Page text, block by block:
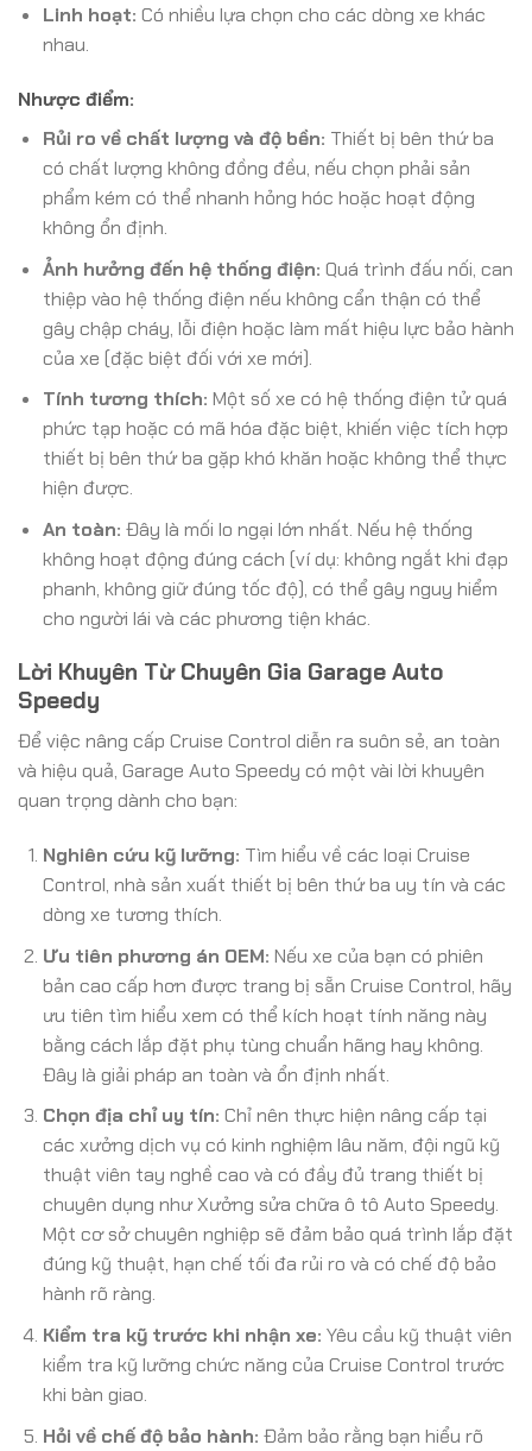
Linh hoạt: Có nhiều lựa chọn cho các dòng xe khác
nhau.
Nhược điểm:
Rủi ro về chất lượng và độ bền: Thiết bị bên thứ ba
có chất lượng không đồng đều, nếu chọn phải sản
phẩm kém có thể nhanh hỏng hóc hoặc hoạt động
không ổn định.
Ảnh hưởng đến hệ thống điện: Quá trình đấu nối, can
thiệp vào hệ thống điện nếu không cẩn thận có thể
gây chập cháy, lỗi điện hoặc làm mất hiệu lực bảo hành
của xe (đặc biệt đối với xe mới).
Tính tương thích: Một số xe có hệ thống điện tử quá
phức tạp hoặc có mã hóa đặc biệt, khiến việc tích hợp
thiết bị bên thứ ba gặp khó khăn hoặc không thể thực
hiện được.
An toàn: Đây là mối lo ngại lớn nhất. Nếu hệ thống
không hoạt động đúng cách (ví dụ: không ngắt khi đạp
phanh, không giữ đúng tốc độ), có thể gây nguy hiểm
cho người lái và các phương tiện khác.
Lời Khuyên Từ Chuyên Gia Garage Auto
Speedy
Để việc nâng cấp Cruise Control diễn ra suôn sẻ, an toàn
và hiệu quả, Garage Auto Speedy có một vài lời khuyên
quan trọng dành cho bạn:
Nghiên cứu kỹ lưỡng: Tìm hiểu về các loại Cruise
Control, nhà sản xuất thiết bị bên thứ ba uy tín và các
dòng xe tương thích.
Ưu tiên phương án OEM: Nếu xe của bạn có phiên
bản cao cấp hơn được trang bị sẵn Cruise Control, hãy
ưu tiên tìm hiểu xem có thể kích hoạt tính năng này
bằng cách lắp đặt phụ tùng chuẩn hãng hay không.
Đây là giải pháp an toàn và ổn định nhất.
Chọn địa chỉ uy tín: Chỉ nên thực hiện nâng cấp tại
các xưởng dịch vụ có kinh nghiệm lâu năm, đội ngũ kỹ
thuật viên tay nghề cao và có đầy đủ trang thiết bị
chuyên dụng như Xưởng sửa chữa ô tô Auto Speedy.
Một cơ sở chuyên nghiệp sẽ đảm bảo quá trình lắp đặt
đúng kỹ thuật, hạn chế tối đa rủi ro và có chế độ bảo
hành rõ ràng.
Kiểm tra kỹ trước khi nhận xe: Yêu cầu kỹ thuật viên
kiểm tra kỹ lưỡng chức năng của Cruise Control trước
khi bàn giao.
Hỏi về chế độ bảo hành: Đảm bảo rằng bạn hiểu rõ